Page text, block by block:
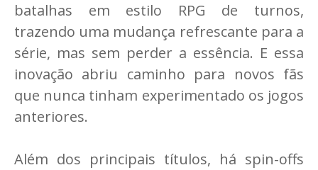
batalhas em estilo RPG de turnos,
trazendo uma mudança refrescante para a
série, mas sem perder a essência. E essa
inovação abriu caminho para novos fãs
que nunca tinham experimentado os jogos
anteriores.
Além dos principais títulos, há spin-offs